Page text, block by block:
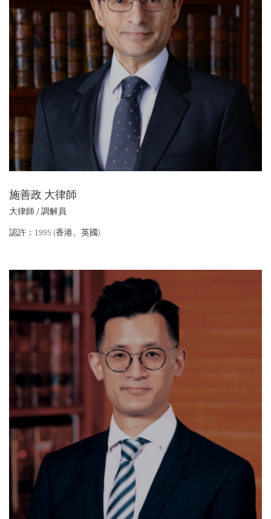
施善政 大律師
大律師 / 調解員
認許：1995 (香港、英國)